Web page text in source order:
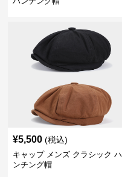
¥5,500 (税込)
キャップ メンズ クラシック ハ
ンチング帽